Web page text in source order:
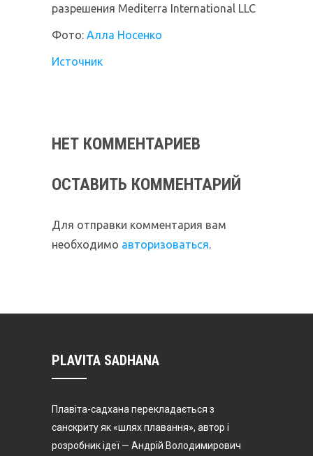
разрешения Mediterra International LLC
Фото: Алла Носенко
Источник
НЕТ КОММЕНТАРИЕВ
ОСТАВИТЬ КОММЕНТАРИЙ
Для отправки комментария вам
необходимо авторизоваться.
PLAVITA SADHANA
Плавіта-садхана перекладається з
санскриту як «шлях плавання», автор і
розробник ідеї — Андрій Володимирович